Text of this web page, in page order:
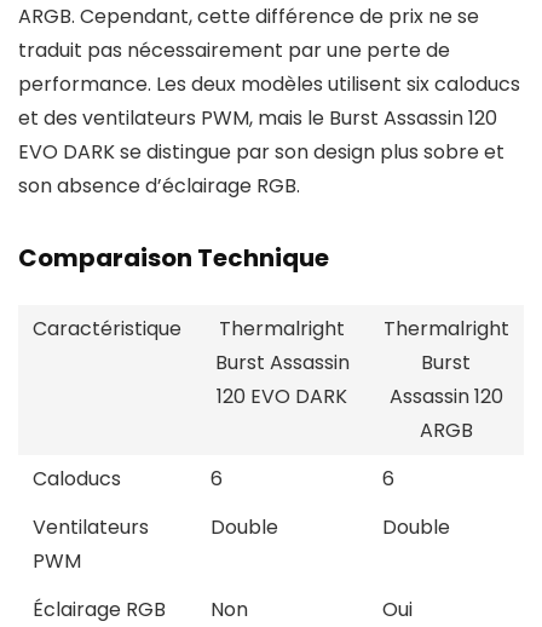
ARGB. Cependant, cette différence de prix ne se
traduit pas nécessairement par une perte de
performance. Les deux modèles utilisent six caloducs
et des ventilateurs PWM, mais le Burst Assassin 120
EVO DARK se distingue par son design plus sobre et
son absence d’éclairage RGB.
Comparaison Technique
Caractéristique
Thermalright
Burst Assassin
120 EVO DARK
Thermalright
Burst
Assassin 120
ARGB
Caloducs
6
6
Ventilateurs
PWM
Double Double
Éclairage RGB Non Oui